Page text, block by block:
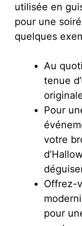
utilisée en
pour une
quelques
Au
tenue
Pour
votre
Offrez-
pour